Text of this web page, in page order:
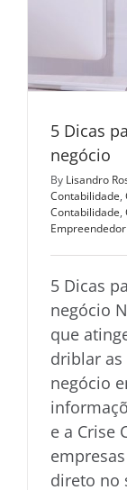
5 Dicas
negócio
By Lisandro
Contabilidade,
Contabilidade,
5 Dicas
negócio
que
driblar
negócio
e a Crise
direto no